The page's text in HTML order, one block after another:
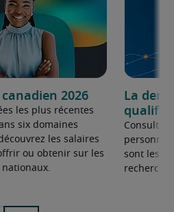
2026
les plus récentes
six domaines
les salaires
ou obtenir sur les
nationaux.
La
qualifié
Consultez
personnel
sont les